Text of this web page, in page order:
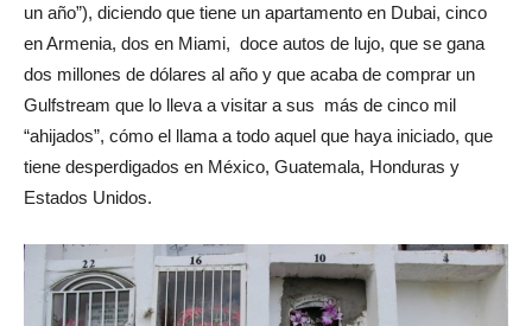
un año”), diciendo que tiene un apartamento en Dubai, cinco
en Armenia, dos en Miami, doce autos de lujo, que se gana
dos millones de dólares al año y que acaba de comprar un
Gulfstream que lo lleva a visitar a sus más de cinco mil
“ahijados”, cómo el llama a todo aquel que haya iniciado, que
tiene desperdigados en México, Guatemala, Honduras y
Estados Unidos.